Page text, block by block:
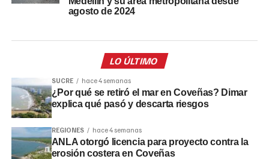
agosto de 2024
LO ÚLTIMO
SUCRE hace 4 semanas
¿Por qué se retiró el mar en Coveñas? Dimar
explica qué pasó y descarta riesgos
REGIONES hace 4 semanas
ANLA otorgó licencia para proyecto contra la
erosión costera en Coveñas